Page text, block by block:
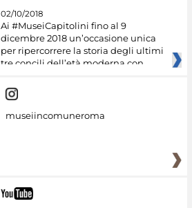
02/10/2018
Ai #MuseiCapitolini fino al 9
dicembre 2018 un’occasione unica
per ripercorrere la storia degli ultimi
tre concili dell’età moderna con
museiincomuneroma